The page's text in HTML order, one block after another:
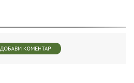
ДОБАВИ КОМЕНТАР